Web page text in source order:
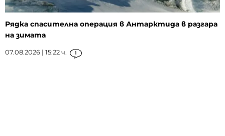
Рядка спасителна операция в Антарктида в разгара
на зимата
07.08.2026 | 15:22 ч. 1